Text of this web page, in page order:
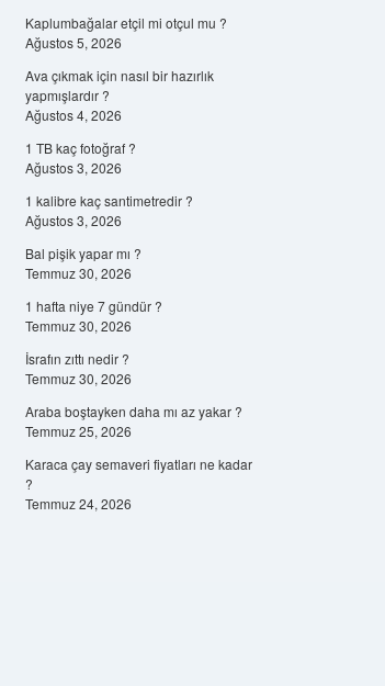
Kaplumbağalar etçil mi otçul mu ?
Ağustos 5, 2026
Ava çıkmak için nasıl bir hazırlık
yapmışlardır ?
Ağustos 4, 2026
1 TB kaç fotoğraf ?
Ağustos 3, 2026
1 kalibre kaç santimetredir ?
Ağustos 3, 2026
Bal pişik yapar mı ?
Temmuz 30, 2026
1 hafta niye 7 gündür ?
Temmuz 30, 2026
İsrafın zıttı nedir ?
Temmuz 30, 2026
Araba boştayken daha mı az yakar ?
Temmuz 25, 2026
Karaca çay semaveri fiyatları ne kadar
?
Temmuz 24, 2026